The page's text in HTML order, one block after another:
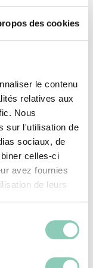
des cookies
le contenu
relatives aux
Nous
sur l'utilisation de
sociaux, de
celles-ci
avez fournies
de leurs
elles sont
100 %
vos pieds des
intemporelles
au sol grâce à
des bottes
et
éclatants et